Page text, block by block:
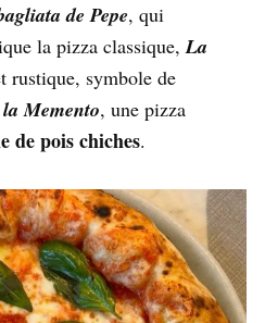
de Pepe, qui
la pizza classique,La
rustique, symbole de
la Memento, une pizza
de pois chiches.